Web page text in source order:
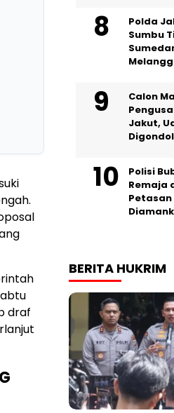
draf
Polda
Sumbu
Calon
Jakut,
Polisi
Remaja
Petasan
BERITA HUKRIM